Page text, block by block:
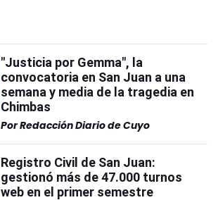
"Justicia por Gemma", la
convocatoria en San Juan a una
semana y media de la tragedia en
Chimbas
PorRedacción Diario de Cuyo
Registro Civil de San Juan:
gestionó más de 47.000 turnos
web en el primer semestre